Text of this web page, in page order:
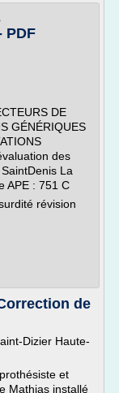
PDF
DE
GÉNÉRIQUES
des
La
APE : 751 C
révision
de
Dizier Haute-
et
Mathias installé